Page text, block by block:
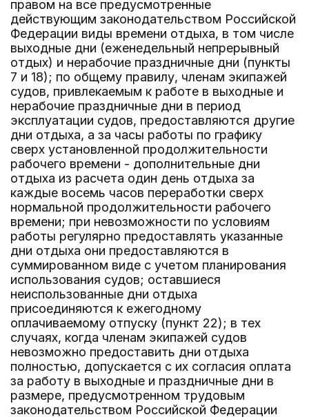
правом на все предусмотренные
действующим законодательством Российской
Федерации виды времени отдыха, в том числе
выходные дни (еженедельный непрерывный
отдых) и нерабочие праздничные дни (пункты
7 и 18); по общему правилу, членам экипажей
судов, привлекаемым к работе в выходные и
нерабочие праздничные дни в период
эксплуатации судов, предоставляются другие
дни отдыха, а за часы работы по графику
сверх установленной продолжительности
рабочего времени - дополнительные дни
отдыха из расчета один день отдыха за
каждые восемь часов переработки сверх
нормальной продолжительности рабочего
времени; при невозможности по условиям
работы регулярно предоставлять указанные
дни отдыха они предоставляются в
суммированном виде с учетом планирования
использования судов; оставшиеся
неиспользованные дни отдыха
присоединяются к ежегодному
оплачиваемому отпуску (пункт 22); в тех
случаях, когда членам экипажей судов
невозможно предоставить дни отдыха
полностью, допускается с их согласия оплата
за работу в выходные и праздничные дни в
размере, предусмотренном трудовым
законодательством Российской Федерации